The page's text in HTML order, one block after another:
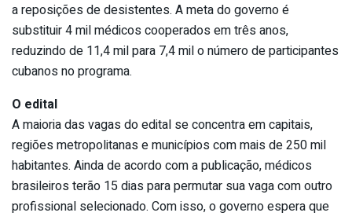
a reposições de desistentes. A meta do governo é
substituir 4 mil médicos cooperados em três anos,
reduzindo de 11,4 mil para 7,4 mil o número de participantes
cubanos no programa.
O edital
A maioria das vagas do edital se concentra em capitais,
regiões metropolitanas e municípios com mais de 250 mil
habitantes. Ainda de acordo com a publicação, médicos
brasileiros terão 15 dias para permutar sua vaga com outro
profissional selecionado. Com isso, o governo espera que